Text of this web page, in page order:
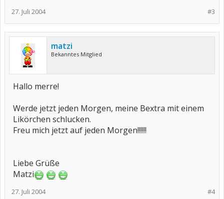
#3
27. Juli 2004
matzi
Bekanntes Mitglied
Hallo merre!
Werde jetzt jeden Morgen, meine Bextra mit einem
Likörchen schlucken.
Freu mich jetzt auf jeden Morgen!!!!!!
Liebe Grüße
Matzi
#4
27. Juli 2004